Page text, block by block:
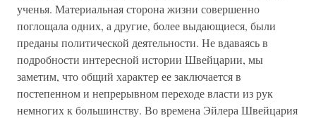
ученья. Материальная сторона жизни совершенно
поглощала одних, а другие, более выдающиеся, были
преданы политической деятельности. Не вдаваясь в
подробности интересной истории Швейцарии, мы
заметим, что общий характер ее заключается в
постепенном и непрерывном переходе власти из рук
немногих к большинству. Во времена Эйлера Швейцария